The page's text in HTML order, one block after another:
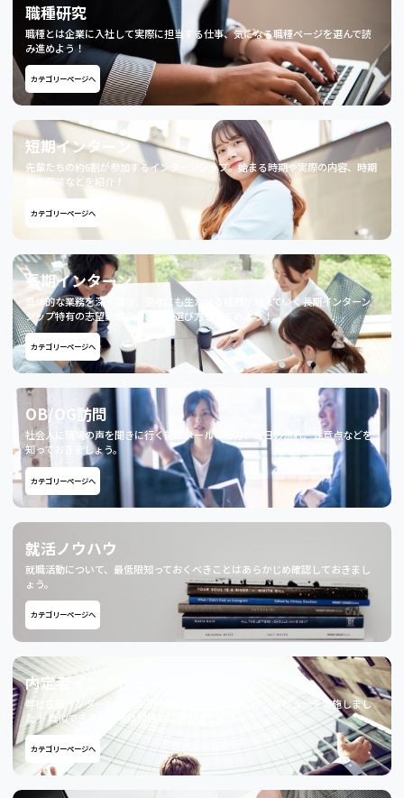
職種研究
職種とは企業に入社して実際に担当する仕事、気になる職種ページを選んで読
み進めよう！
カテゴリーページへ
短期インターン
先輩たちの約6割が参加するインターンシップ。始まる時期や実際の内容、時期
毎の服装などを紹介！
カテゴリーページへ
長期インターン
具体的な業務を深く知り、選考にも生かせる経験が増えていく長期インターン
シップ特有の志望動機の書き方や選び方を見てみよう！
カテゴリーページへ
OB/OG訪問
社会人に現場の声を聞きに行く前にメールの仕方、当日の流れ、注意点などを
知っておきましょう。
カテゴリーページへ
就活ノウハウ
就職活動について、最低限知っておくべきことはあらかじめ確認しておきまし
ょう。
カテゴリーページへ
内定者インタビュー
弊社在籍インターン生で直近内定獲得した方対象にインタビューを実施しまし
た！ 真似できるところは積極的に盗みましょう！
カテゴリーページへ